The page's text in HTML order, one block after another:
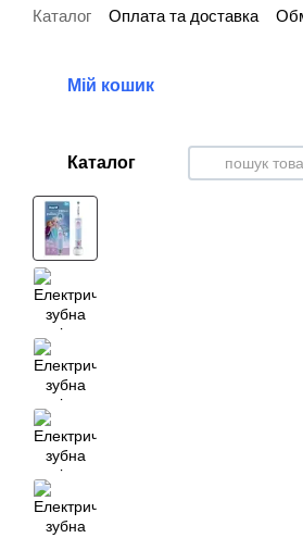
Перейти до основного контенту
Каталог Оплата та доставка
Мій кошик
Каталог